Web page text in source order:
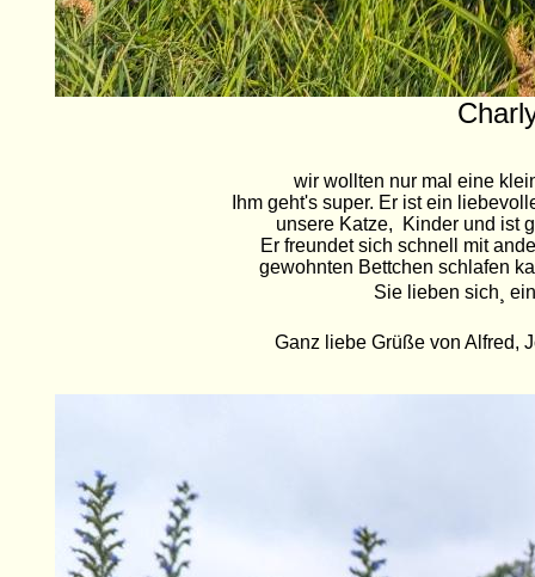
wir wollten nur mal eine
Ihm geht's super. Er ist ein
unsere Katze, Kinder und ist
Er freundet sich schnell mit
gewohnten Bettchen schlafen
Sie lieben sich¸
Ganz liebe Grüße von Alfred,